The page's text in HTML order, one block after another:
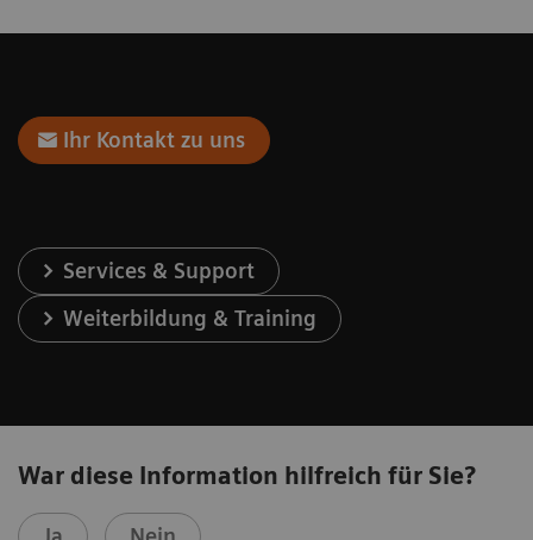
Ihr Kontakt zu uns
Services & Support
Weiterbildung & Training
War diese Information hilfreich für Sie?